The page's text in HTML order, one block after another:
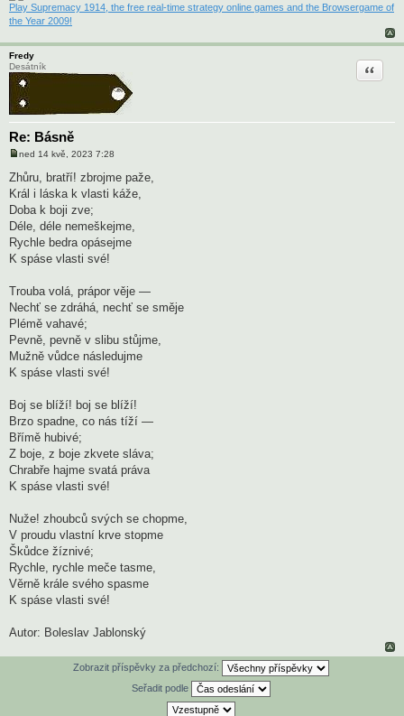
Play Supremacy 1914, the free real-time strategy online games and the Browsergame of
the Year 2009!
Fredy
Desátník
Re: Básně
Citace
ř
í
s
p
ě
v
e
k
ned 14 kvě, 2023 7:28
Zhůru, bratří! zbrojme paže,
Král i láska k vlasti káže,
Doba k boji zve;
Déle, déle nemeškejme,
Rychle bedra opásejme
K spáse vlasti své!
Trouba volá, prápor věje —
Nechť se zdráhá, nechť se směje
Plémě vahavé;
Pevně, pevně v slibu stůjme,
Mužně vůdce následujme
K spáse vlasti své!
Boj se blíží! boj se blíží!
Brzo spadne, co nás tíží —
Břímě hubivé;
Z boje, z boje zkvete sláva;
Chrabře hajme svatá práva
K spáse vlasti své!
Nuže! zhoubců svých se chopme,
V proudu vlastní krve stopme
Škůdce žíznivé;
Rychle, rychle meče tasme,
Věrně krále svého spasme
K spáse vlasti své!
Autor: Boleslav Jablonský
Zobrazit příspěvky za předchozí:
Seřadit podle